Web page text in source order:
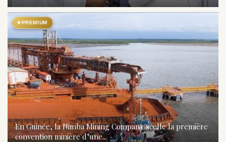
★PREMIUM
En Guinée, la Nimba Mining Company scelle la première
convention minière d’une...